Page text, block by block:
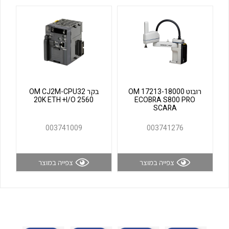
לכל מוצרי היצרן לכל מוצרי היצרן
רובוט OM 17213-18000
ECOBRA S800 PRO
SCARA
003741276
צפייה במוצר
בקר OM CJ2M-CPU32
20K ETH +I/O 2560
003741009
צפייה במוצר